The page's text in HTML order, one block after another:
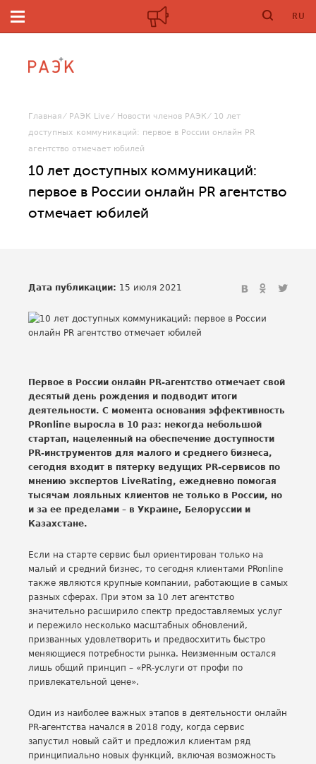
RU
Главная РАЭК Live Новости членов РАЭК
10 лет
доступных коммуникаций: первое в России онлайн PR
агентство отмечает юбилей
10 лет доступных коммуникаций:
первое в России онлайн PR агентство
отмечает юбилей
Дата публикации: 15 июля 2021
Первое в России онлайн PR-агентство отмечает свой
десятый день рождения и подводит итоги
деятельности. С момента основания эффективность
PRonline выросла в 10 раз: некогда небольшой
стартап, нацеленный на обеспечение доступности
PR-инструментов для малого и среднего бизнеса,
сегодня входит в пятерку ведущих PR-сервисов по
мнению экспертов LiveRating, ежедневно помогая
тысячам лояльных клиентов не только в России, но
и за ее пределами – в Украине, Белоруссии и
Казахстане.
Если на старте сервис был ориентирован только на
малый и средний бизнес, то сегодня клиентами PRonline
также являются крупные компании, работающие в самых
разных сферах. При этом за 10 лет агентство
значительно расширило спектр предоставляемых услуг
и пережило несколько масштабных обновлений,
призванных удовлетворить и предвосхитить быстро
меняющиеся потребности рынка. Неизменным остался
лишь общий принцип – «PR-услуги от профи по
привлекательной цене».
Один из наиболее важных этапов в деятельности онлайн
PR-агентства начался в 2018 году, когда сервис
запустил новый сайт и предложил клиентам ряд
принципиально новых функций, включая возможность